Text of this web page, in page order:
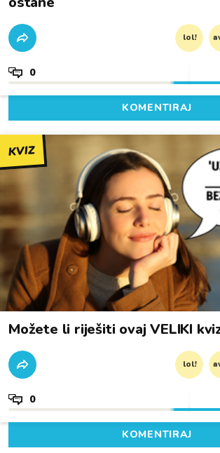
lol!
0
KOMENTIRAJ
KVIZ
Možete li riješiti ovaj VELIKI
lol!
0
KOMENTIRAJ